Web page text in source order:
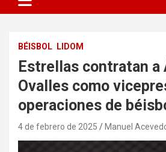
BÉISBOL LIDOM
Estrellas contratan a
Ovalles como
operaciones de
4 de febrero de 2025 Manuel